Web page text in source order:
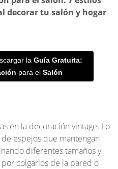
decorar tu salón y hogar.
la Guía Gratuita:
para el Salón
en la decoración vintage. Lo
espejos que mantengan
diferentes tamaños y
colgarlos de la pared o